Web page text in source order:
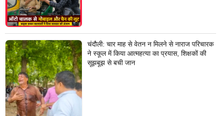
चंदौली: चार माह से वेतन न मिलने से नाराज परिचारक
ने स्कूल में किया आत्महत्या का प्रयास, शिक्षकों की
सूझबूझ से बची जान